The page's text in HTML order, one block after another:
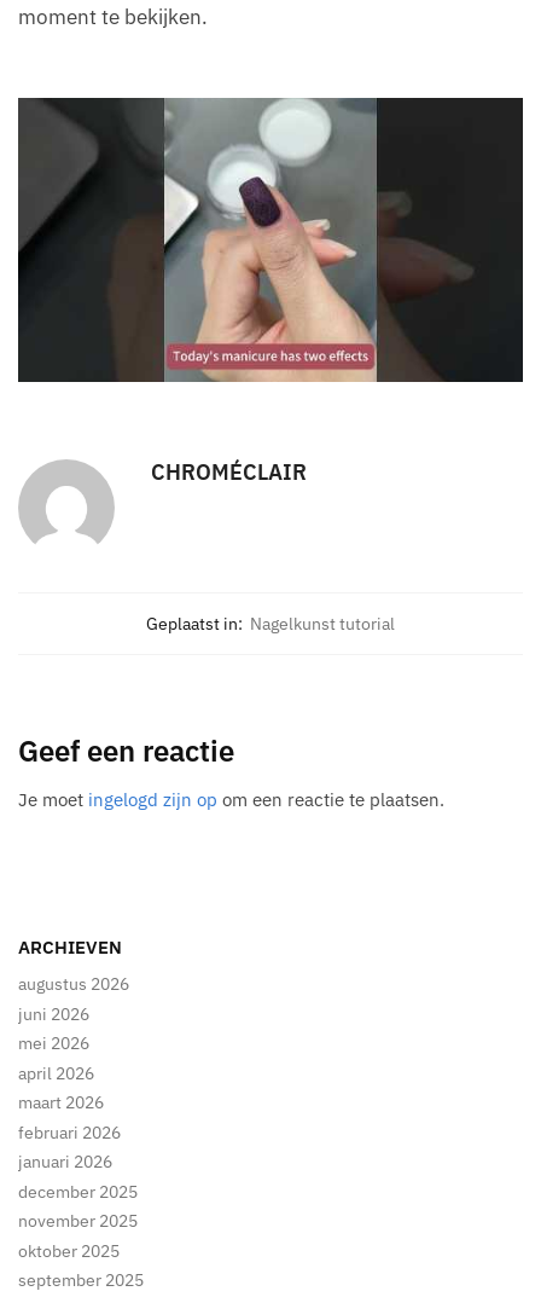
moment te bekijken.
CHROMÉCLAIR
Geplaatst in: Nagelkunst tutorial
Geef een reactie
Je moet ingelogd zijn op om een reactie te plaatsen.
ARCHIEVEN
augustus 2026
juni 2026
mei 2026
april 2026
maart 2026
februari 2026
januari 2026
december 2025
november 2025
oktober 2025
september 2025